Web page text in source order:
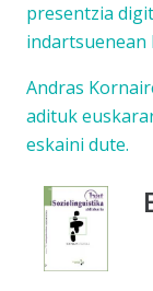
presentzia
Andras
adituk
eskaini dute.